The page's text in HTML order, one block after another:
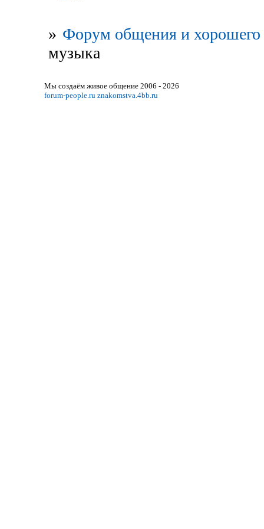
» Форум общения и хорошего
музыка
Мы создаём живое общение 2006 - 2026
forum-people.ru znakomstva.4bb.ru